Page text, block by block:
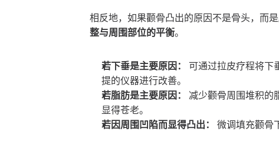
相反地，如果颧骨凸出的原因不是骨头，而
整与周围部位的平衡。
若下垂是主要原因：
可通过拉皮疗程将
提的仪器进行改善。
若脂肪是主要原因：
减少颧骨周围堆积的
显得苍老。
若因周围凹陷而显得凸出：
微调填充颧骨